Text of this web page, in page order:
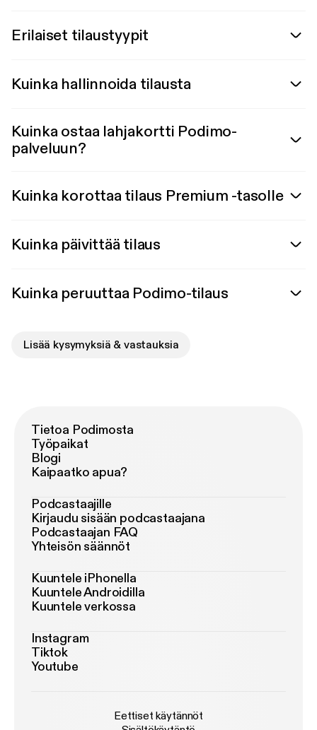
Erilaiset tilaustyypit
Kuinka hallinnoida tilausta
Kuinka ostaa lahjakortti Podimo-
palveluun?
Kuinka korottaa tilaus Premium -tasolle
Kuinka päivittää tilaus
Kuinka peruuttaa Podimo-tilaus
Lisää kysymyksiä & vastauksia
Tietoa Podimosta
Työpaikat
Blogi
Kaipaatko apua?
Podcastaajille
Kirjaudu sisään podcastaajana
Podcastaajan FAQ
Yhteisön säännöt
Kuuntele iPhonella
Kuuntele Androidilla
Kuuntele verkossa
Instagram
Tiktok
Youtube
Eettiset käytännöt